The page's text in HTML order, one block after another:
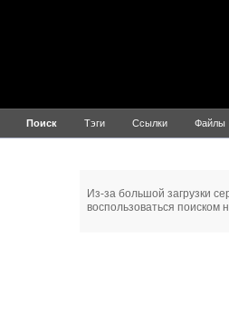
Поиск Тэги Ссылки Файлы
Из-за большой загрузки
воспользоваться поиском